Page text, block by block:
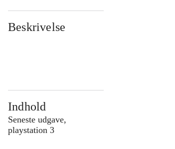
Beskrivelse
Indhold
Seneste udgave,
playstation 3